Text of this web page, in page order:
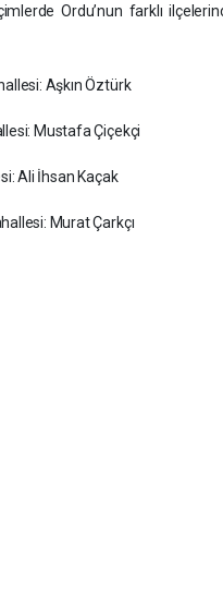
Ordu’nun farklı
Aşkın Öztürk
Mustafa Çiçekçi
Ali İhsan Kaçak
Murat Çarkçı